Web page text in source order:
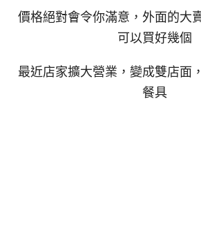
價格絕對會令你滿意，外面的大
可以買好幾個
最近店家擴大營業，變成雙店面
餐具